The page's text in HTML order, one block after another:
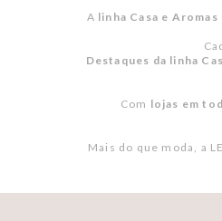
A linha Casa e Aromas
Destaques da linha
Com lojas em
Mais do que moda, a